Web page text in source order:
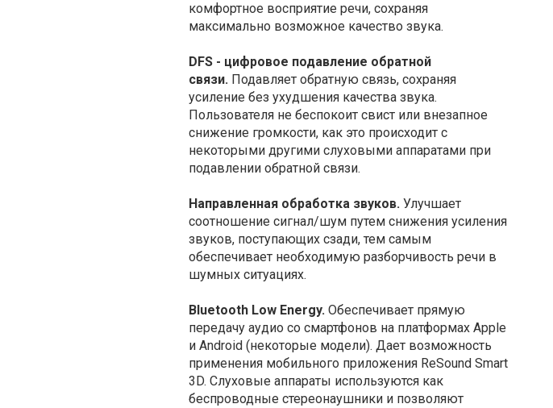
комфортное восприятие речи, сохраняя
максимально возможное качество звука.
DFS - цифровое подавление обратной
связи. Подавляет обратную связь, сохраняя
усиление без ухудшения качества звука.
Пользователя не беспокоит свист или внезапное
снижение громкости, как это происходит с
некоторыми другими слуховыми аппаратами при
подавлении обратной связи.
Направленная обработка звуков. Улучшает
соотношение сигнал/шум путем снижения усиления
звуков, поступающих сзади, тем самым
обеспечивает необходимую разборчивость речи в
шумных ситуациях.
Bluetooth Low Energy. Обеспечивает прямую
передачу аудио со смартфонов на платформах Apple
и Android (некоторые модели). Дает возможность
применения мобильного приложения ReSound Smart
3D. Слуховые аппараты используются как
беспроводные стереонаушники и позволяют